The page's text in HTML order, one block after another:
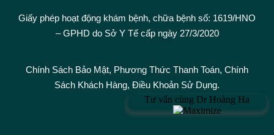
Giấy phép hoạt động khám bệnh, chữa bệnh số: 1619/HNO
– GPHD do Sở Y Tế cấp ngày 27/3/2020
Chính Sách Bảo Mật, Phương Thức Thanh Toán, Chính
Sách Khách Hàng, Điều Khoản Sử Dụng.